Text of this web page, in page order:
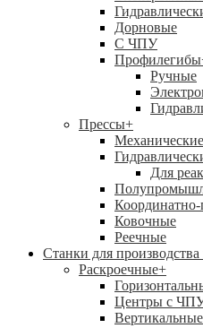
Дорновые
С ЧПУ
Профилегибы
Ручные
Прессы+
Механические
Для
Ковочные
Реечные
Станки для производства
Раскроечные+
Центры с
Вертикальные